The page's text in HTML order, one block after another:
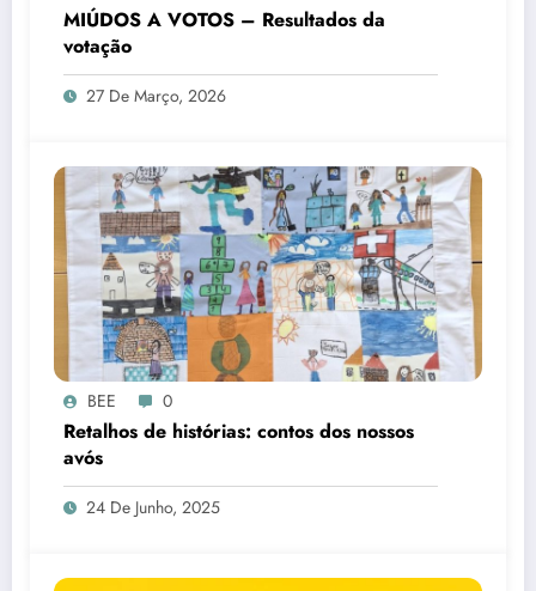
MIÚDOS A VOTOS – Resultados da
votação
27 De Março, 2026
BEE 0
Retalhos de histórias: contos dos nossos
avós
24 De Junho, 2025